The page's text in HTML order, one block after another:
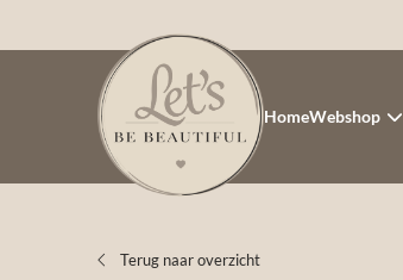
HomeWebshop
Terug naar overzicht